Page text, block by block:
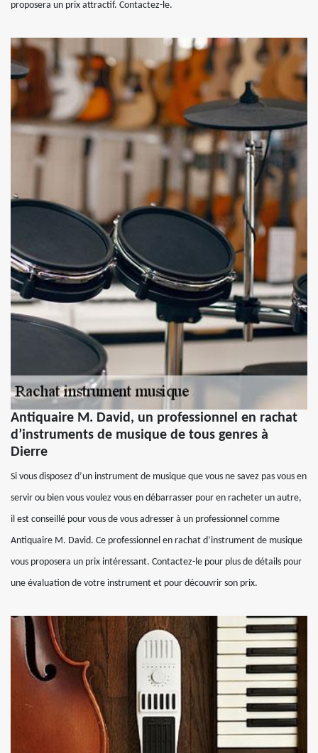
proposera un prix attractif. Contactez-le.
Antiquaire M. David, un professionnel en rachat
d’instruments de musique de tous genres à
Dierre
Si vous disposez d’un instrument de musique que vous ne savez pas vous en
servir ou bien vous voulez vous en débarrasser pour en racheter un autre,
il est conseillé pour vous de vous adresser à un professionnel comme
Antiquaire M. David. Ce professionnel en rachat d’instrument de musique
vous proposera un prix intéressant. Contactez-le pour plus de détails pour
une évaluation de votre instrument et pour découvrir son prix.